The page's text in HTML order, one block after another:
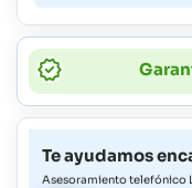
Te ayudamos
Asesoramiento telefónico